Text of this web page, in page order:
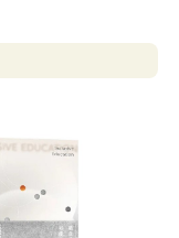
對於靈性的定義，
對於此一科目有一
這個立場來談靈性
年來重要的文獻摘